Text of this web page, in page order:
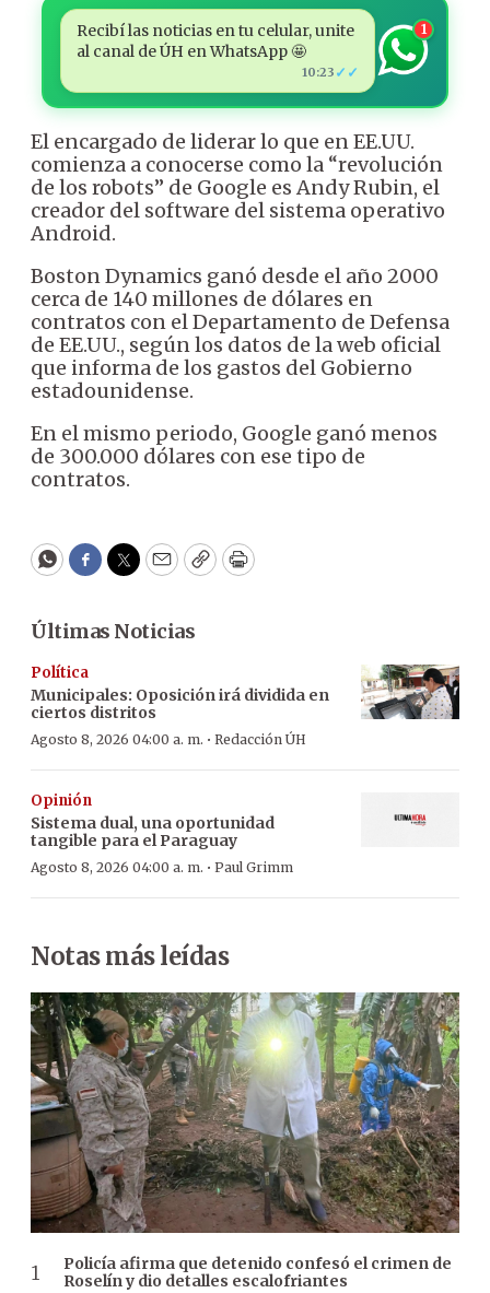
Recibí las noticias en tu celular, unite
al canal de ÚH en WhatsApp 🤩
10:23 ✓✓
1
El encargado de liderar lo que en EE.UU.
comienza a conocerse como la “revolución
de los robots” de Google es Andy Rubin, el
creador del software del sistema operativo
Android.
Boston Dynamics ganó desde el año 2000
cerca de 140 millones de dólares en
contratos con el Departamento de Defensa
de EE.UU., según los datos de la web oficial
que informa de los gastos del Gobierno
estadounidense.
En el mismo periodo, Google ganó menos
de 300.000 dólares con ese tipo de
contratos.
WhatsApp
Facebook
Twitter
EmailCopyPrint
Últimas Noticias
Política
Municipales: Oposición irá dividida en
ciertos distritos
Agosto 8, 2026 04:00 a. m. · Redacción ÚH
Opinión
Sistema dual, una oportunidad
tangible para el Paraguay
Agosto 8, 2026 04:00 a. m. · Paul Grimm
Notas más leídas
Policía afirma que detenido confesó el crimen de
Roselín y dio detalles escalofriantes